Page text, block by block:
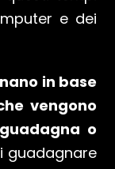
e dei
in base
vengono
o
guadagnare